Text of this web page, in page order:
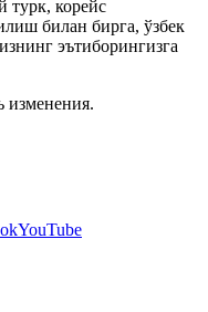
корейс
билан бирга, ўзбек
эътиборингизга
изменения.
YouTube